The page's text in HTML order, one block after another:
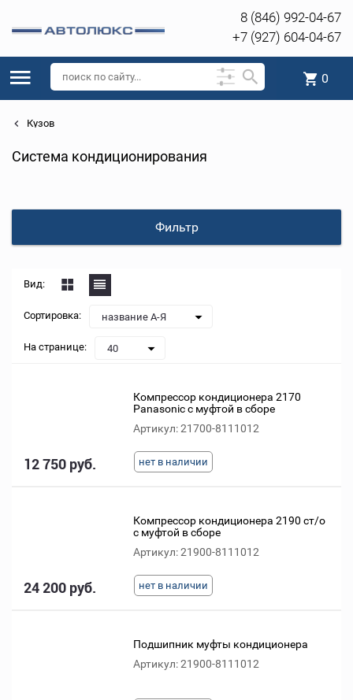
8 (846) 992-04-67
+7 (927) 604-04-67
0
Кузов
Система кондиционирования
Фильтр
Вид:
Сортировка: название А-Я
На странице: 40
Компрессор кондиционера 2170
Panasonic с муфтой в сборе
Артикул: 21700-8111012
12 750 руб. нет в наличии
Компрессор кондиционера 2190 ст/о
с муфтой в сборе
Артикул: 21900-8111012
24 200 руб. нет в наличии
Подшипник муфты кондиционера
Артикул: 21900-8111012